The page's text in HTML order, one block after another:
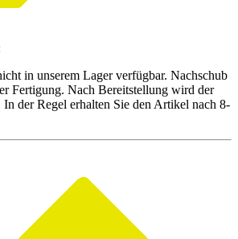
in unserem Lager verfügbar. Nachschub
Fertigung. Nach Bereitstellung wird der
der Regel erhalten Sie den Artikel nach 8-